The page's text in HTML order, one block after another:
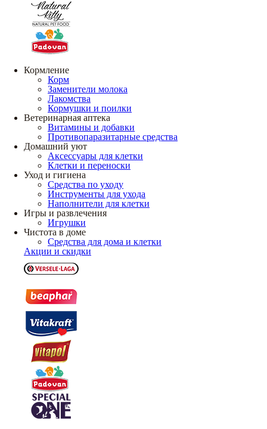
Кормление
Корм
Заменители молока
Лакомства
Кормушки и поилки
Ветеринарная аптека
Витамины и добавки
Противопаразитарные средства
Домашний уют
Аксессуары для клетки
Клетки и переноски
Уход и гигиена
Средства по уходу
Инструменты для ухода
Наполнители для клетки
Игры и развлечения
Игрушки
Чистота в доме
Средства для дома и клетки
Акции и скидки